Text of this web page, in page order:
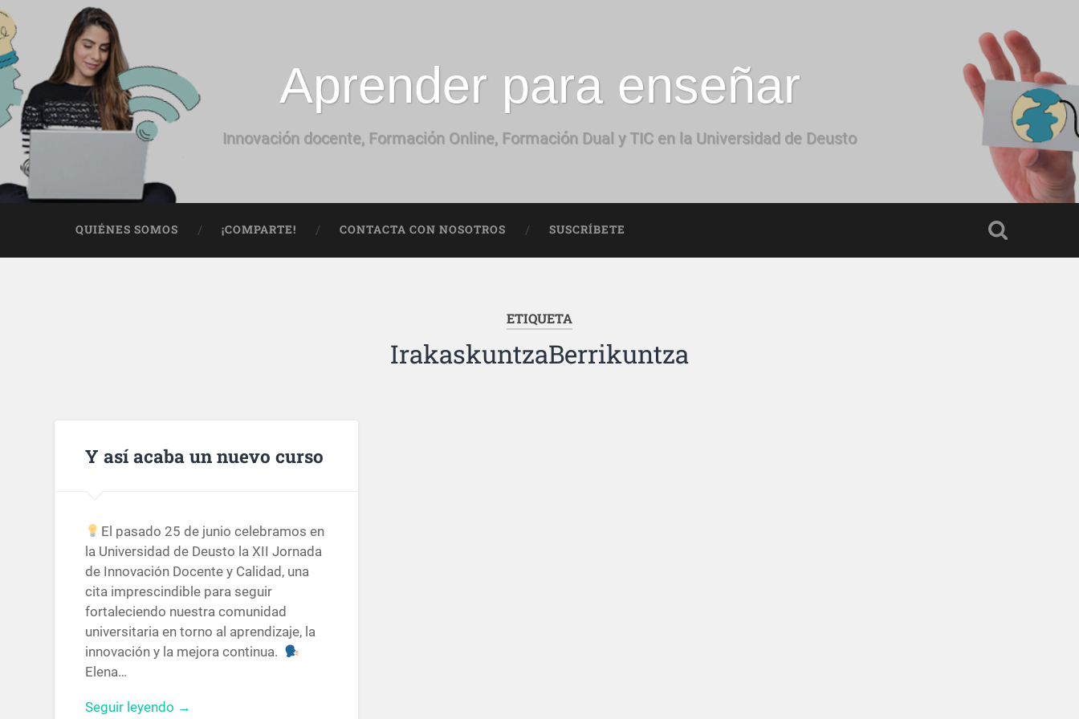
Aprender para enseñar
Innovación docente, Formación Online, Formación Dual y TIC en la Universidad de Deusto
QUIÉNES SOMOS ¡COMPARTE! CONTACTA CON NOSOTROS SUSCRÍBETE
ETIQUETA
IrakaskuntzaBerrikuntza
Y así acaba un nuevo curso
El pasado 25 de junio celebramos en
la Universidad de Deusto la XII Jornada
de Innovación Docente y Calidad, una
cita imprescindible para seguir
fortaleciendo nuestra comunidad
universitaria en torno al aprendizaje, la
innovación y la mejora continua.
Elena…
Seguir leyendo →